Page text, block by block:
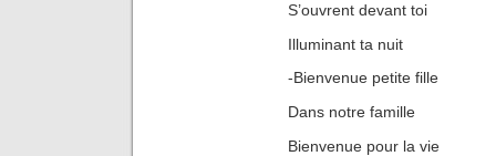
S’ouvrent devant toi
Illuminant ta nuit
-Bienvenue petite fille
Dans notre famille
Bienvenue pour la vie